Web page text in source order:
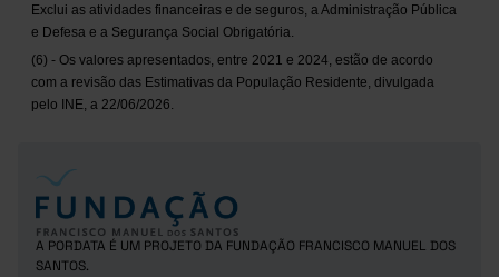
Exclui as atividades financeiras e de seguros, a Administração Pública
e Defesa e a Segurança Social Obrigatória.
(6) - Os valores apresentados, entre 2021 e 2024, estão de acordo
com a revisão das Estimativas da População Residente, divulgada
pelo INE, a 22/06/2026.
A PORDATA É UM PROJETO DA FUNDAÇÃO FRANCISCO MANUEL DOS
SANTOS.